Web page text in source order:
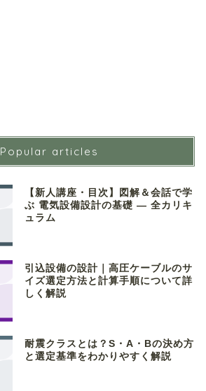
Popular articles
【新人講座・目次】図解＆会話で学
ぶ 電気設備設計の基礎 ― 全カリキ
ュラム
引込設備の設計｜高圧ケーブルのサ
イズ選定方法と計算手順について詳
しく解説
耐震クラスとは？S・A・Bの決め方
と選定基準をわかりやすく解説